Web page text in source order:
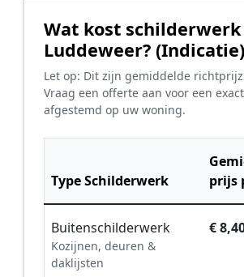
Wat kost
Luddeweer? (Indicatie)
Let op: Dit zijn gemiddelde
Vraag een offerte aan voor een
afgestemd op uw woning.
Type Schilderwerk
prijs
Buitenschilderwerk
Kozijnen, deuren &
daklijsten
€